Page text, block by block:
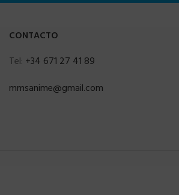
CONTACTO
Tel: +34 671 27 41 89
mmsanime@gmail.com